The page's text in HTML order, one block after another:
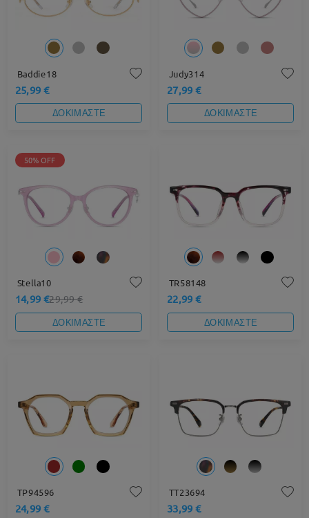
Baddie18
25,99 €
ΔΟΚΙΜΑΣΤΕ
Judy314
27,99 €
ΔΟΚΙΜΑΣΤΕ
50% OFF
Stella10
14,99 €29,99 €
ΔΟΚΙΜΑΣΤΕ
TR58148
22,99 €
ΔΟΚΙΜΑΣΤΕ
TP94596
24,99 €
TT23694
33,99 €